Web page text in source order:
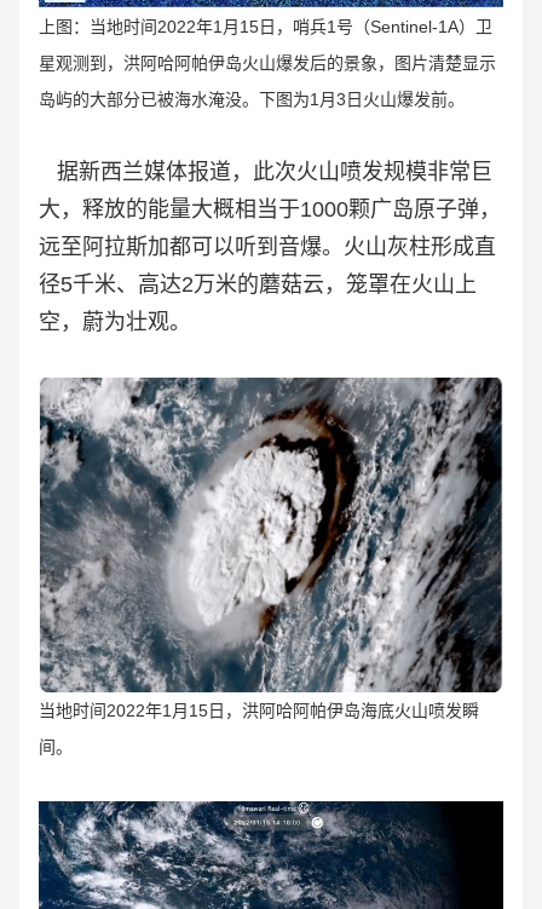
上图 ：
当地时间2022年1月15日，哨兵1号（Sentinel-1A）卫
星观测到，洪阿哈阿帕伊岛火山爆发后的景象，图片清楚显示
岛屿的大部分已被海水淹没。下图为1月3日火山爆发前。
据新西兰媒体报道，此次火山喷发规模非常巨
大，释放的能量大概相当于1000颗广岛原子弹，
远至阿拉斯加都可以听到音爆。火山灰柱形成直
径5千米、高达2万米的蘑菇云，笼罩在火山上
空，蔚为壮观。
当地时间2022年1月15日，洪阿哈阿帕伊岛海底火山喷发瞬
间。